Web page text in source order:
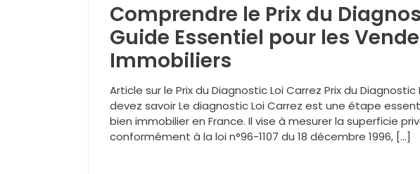
Comprendre le Prix du
Guide Essentiel pour les
Immobiliers
Article sur le Prix du Diagnostic Loi Carrez Prix du
devez savoir Le diagnostic Loi Carrez est une étape
bien immobilier en France. Il vise à mesurer la superficie
conformément à la loi n°96-1107 du 18 décembre 1996, […]